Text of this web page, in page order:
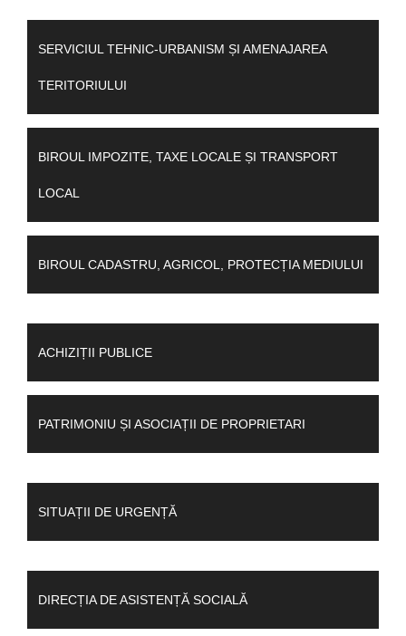
SERVICIUL TEHNIC-URBANISM ȘI AMENAJAREA
TERITORIULUI
BIROUL IMPOZITE, TAXE LOCALE ȘI TRANSPORT
LOCAL
BIROUL CADASTRU, AGRICOL, PROTECȚIA MEDIULUI
ACHIZIȚII PUBLICE
PATRIMONIU ȘI ASOCIAȚII DE PROPRIETARI
SITUAȚII DE URGENȚĂ
DIRECȚIA DE ASISTENȚĂ SOCIALĂ